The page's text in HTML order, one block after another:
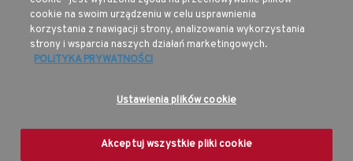
Sitemap
Regulamin witryny
Polityka prywatności
© 2026 Wszelkie prawa zastrzeżone
European Society of Cardiology
cookie na swoim urządzeniu w celu usprawnienia
korzystania z nawigacji strony, analizowania wykorzystania
strony i wsparcia naszych działań marketingowych.
POLITYKA PRYWATNOŚCI
Ustawienia plików cookie
Akceptuj wszystkie pliki cookie